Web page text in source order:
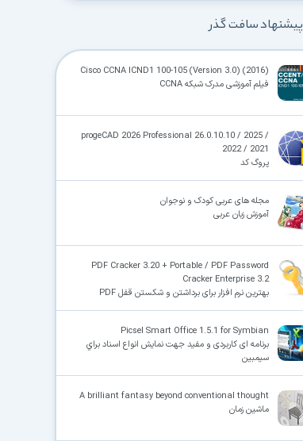
پیشنهاد سافت گذر
Cisco CCNA ICND1 100-105 (Version 3.0) (2016)
فیلم آموزشی مدرک شبکه CCNA
progeCAD 2026 Professional 26.0.10.10 / 2025 /
2022 / 2021
پروگ کد
مجله های عربی کودک و نوجوان
آموزش زبان عربی
PDF Cracker 3.20 + Portable / PDF Password
Cracker Enterprise 3.2
بهترین نرم افزار برای برداشتن و شکستن قفل PDF
Picsel Smart Office 1.5.1 for Symbian
برنامه ای کاربردی و مفید جهت نمایش انواع اسناد براي
سيمبين
A brilliant fantasy beyond conventional thought
ماشین زمان